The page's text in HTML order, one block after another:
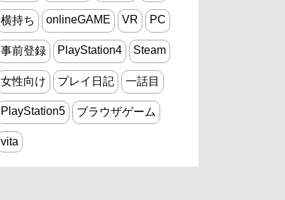
横持ち onlineGAME VR PC
事前登録 PlayStation4 Steam
女性向け プレイ日記 一話目
PlayStation5 ブラウザゲーム
vita